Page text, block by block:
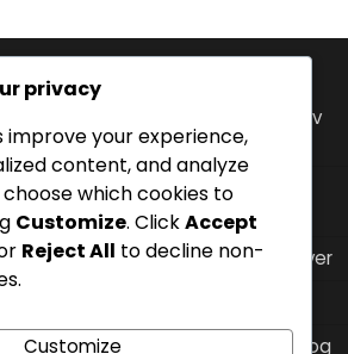
måltidstidspunkt på søvn: Analyse av
for å håndtere nattlig syre
Ulemper, symptomer, alternativer
Strategier for refluks og
privacy
improve your experience,
content, and analyze
which cookies to
Customize. ClickAccept
Reject All to decline non-
Customize